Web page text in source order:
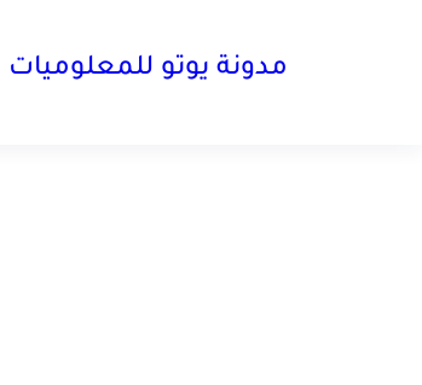
مدونة يوتو للمعلوميات